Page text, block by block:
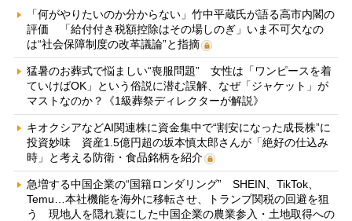
「何がやりたいのか分からない」竹中平蔵氏が語る高市内閣の
評価 「給付付き税額控除はその場しのぎ」いま不可欠なの
は“社会保障制度の改革議論”と指摘
猛暑のお葬式で悩ましい“喪服問題” 女性は「ワンピースを着
ていけばOK」という俗説に潜む誤解、なぜ「ジャケット」が
マストなのか？《1級葬祭ディレクターが解説》
キオクシアなどAI関連株に資金集中で“割安になった成長株”に
投資妙味 資産1.5億円超の坂本慎太郎さんが「絶好の仕込み
時」と考える防衛・食品銘柄を紹介
急増する中国企業の“国籍ロンダリング” SHEIN、TikTok、
Temu…本社機能を海外に移転させ、トランプ関税の回避を狙
う 現地人を隠れ蓑にした中国企業の農業参入・土地取得への